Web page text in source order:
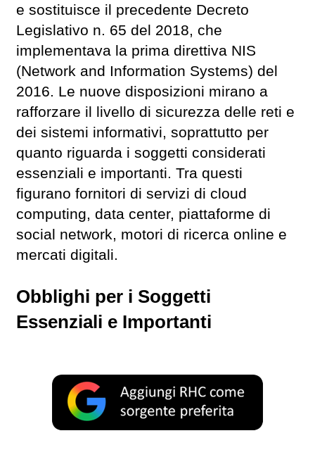
e sostituisce il precedente Decreto
Legislativo n. 65 del 2018, che
implementava la prima direttiva NIS
(Network and Information Systems) del
2016. Le nuove disposizioni mirano a
rafforzare il livello di sicurezza delle reti e
dei sistemi informativi, soprattutto per
quanto riguarda i soggetti considerati
essenziali e importanti. Tra questi
figurano fornitori di servizi di cloud
computing, data center, piattaforme di
social network, motori di ricerca online e
mercati digitali.
Obblighi per i Soggetti
Essenziali e Importanti